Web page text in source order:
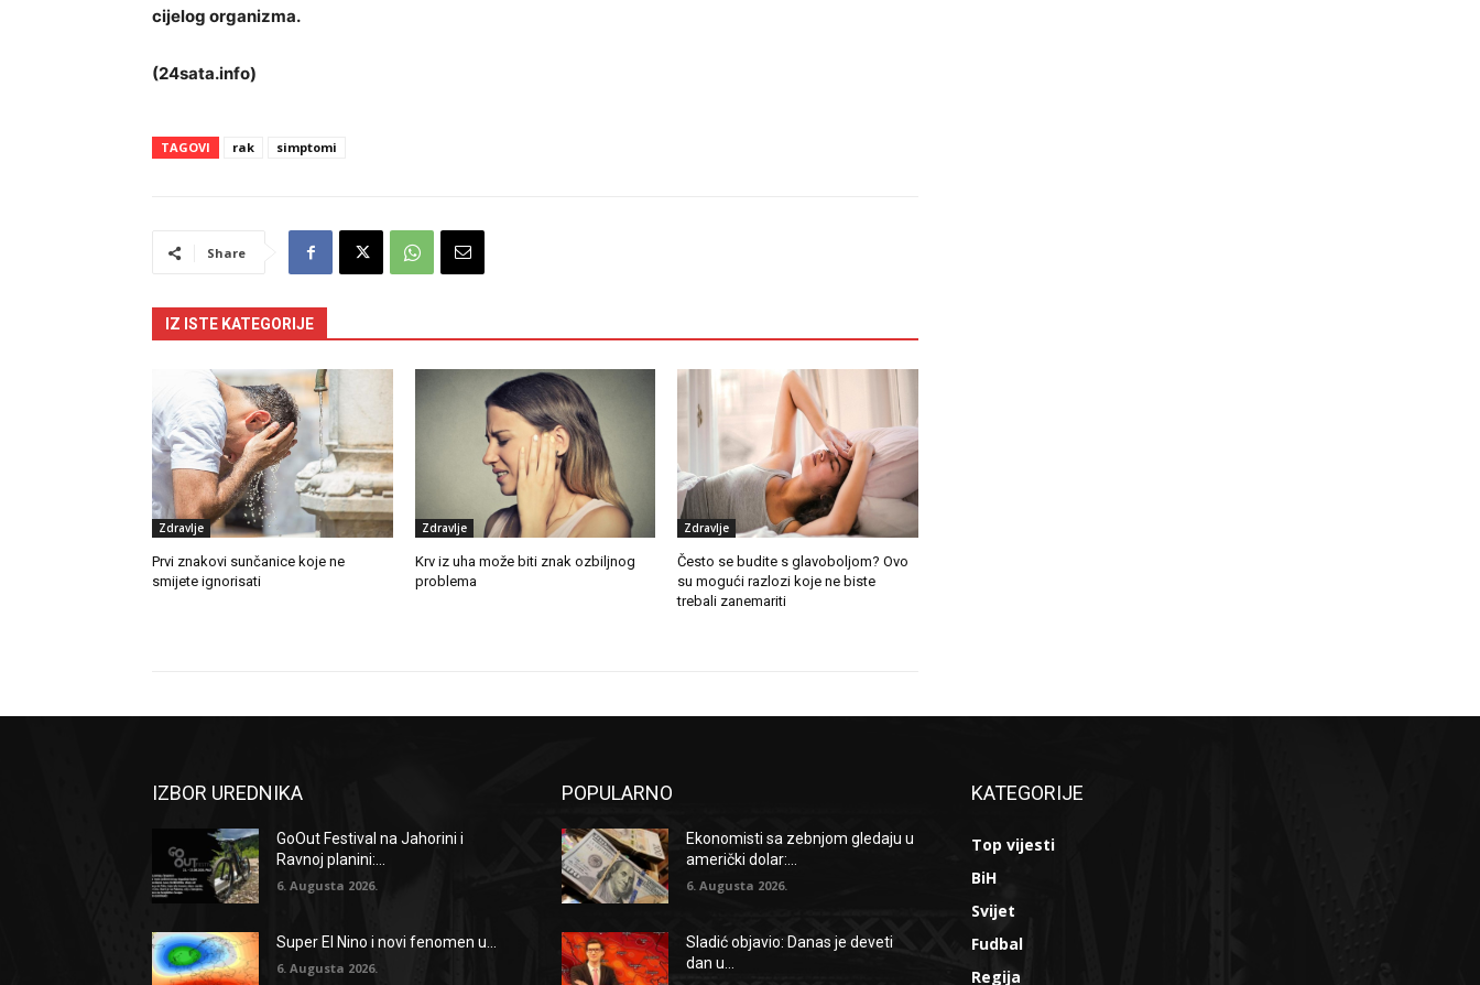
cijelog organizma.
(24sata.info)
TAGOVI rak simptomi
Share
IZ ISTE KATEGORIJE
Zdravlje
Prvi znakovi sunčanice koje ne
smijete ignorisati
Zdravlje
Krv iz uha može biti znak ozbiljnog
problema
Zdravlje
Često se budite s glavoboljom? Ovo
su mogući razlozi koje ne biste
trebali zanemariti
IZBOR UREDNIKA
GoOut Festival na Jahorini i
Ravnoj planini:...
6. Augusta 2026.
Super El Nino i novi fenomen u...
6. Augusta 2026.
POPULARNO
Ekonomisti sa zebnjom gledaju u
američki dolar:...
6. Augusta 2026.
Sladić objavio: Danas je deveti
dan u...
KATEGORIJE
Top vijesti
BiH
Svijet
Fudbal
Regija